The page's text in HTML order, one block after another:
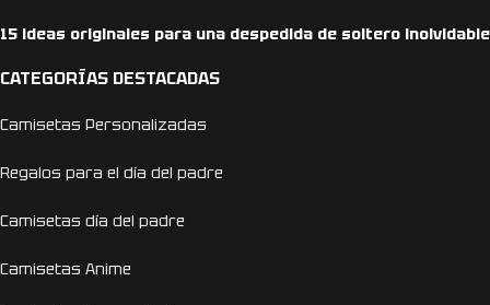
15 ideas originales para una despedida de soltero inolvidable
CATEGORÍAS DESTACADAS
Camisetas Personalizadas
Regalos para el día del padre
Camisetas día del padre
Camisetas Anime